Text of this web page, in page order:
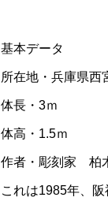
基本データ
所在地・兵庫県
体長・3ｍ
体高・1.5ｍ
作者・彫刻家 柏
これは1985年、